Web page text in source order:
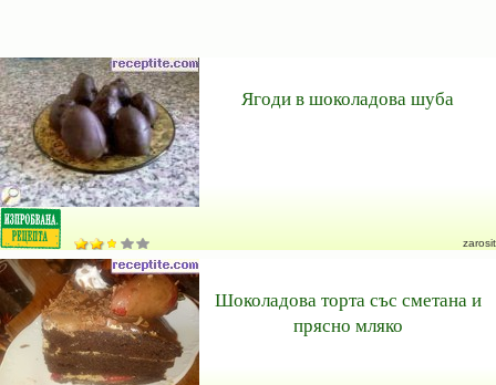
Ягоди в шоколадова шуба
zarosit
Шоколадова торта със сметана и
прясно мляко